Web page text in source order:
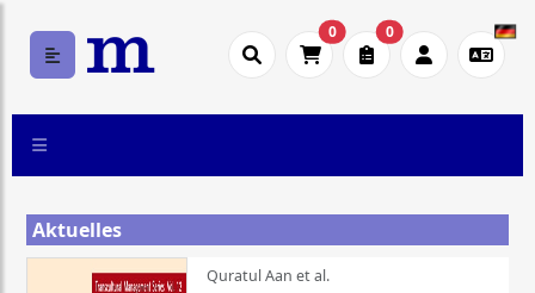
0 0
Aktuelles
Quratul Aan et al.